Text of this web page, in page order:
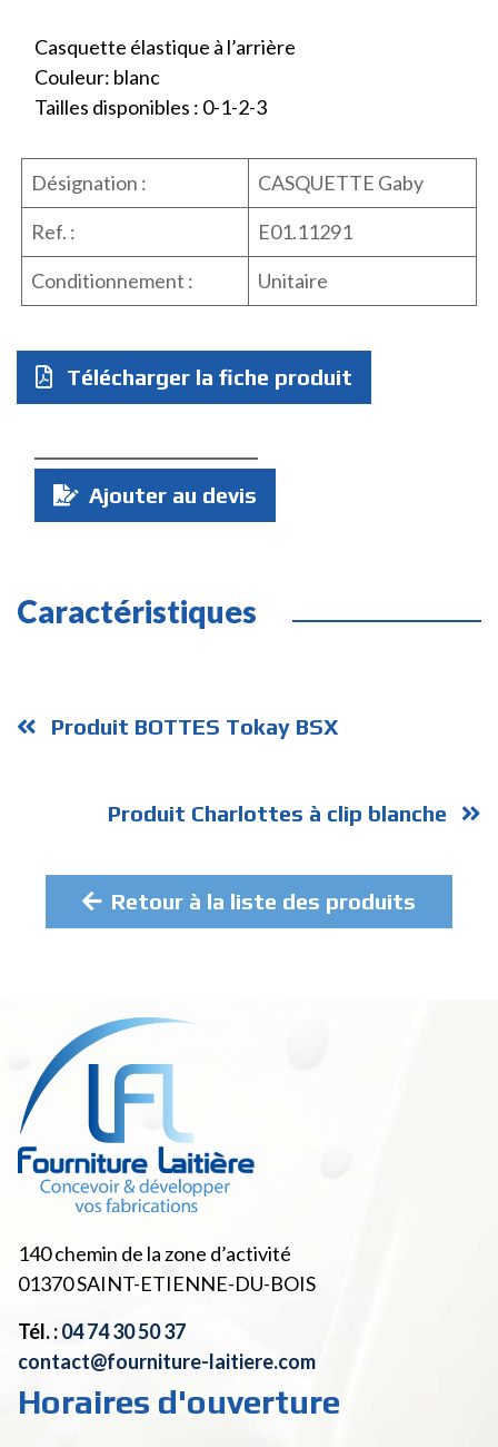
Casquette élastique à l’arrière
Couleur: blanc
Tailles disponibles : 0-1-2-3
Désignation :
CASQUETTE Gaby
Ref. :
E01.11291
Conditionnement :
Unitaire
Télécharger la fiche produit
Quantité
Ajouter au devis
Caractéristiques
Produit BOTTES Tokay BSX
Produit Charlottes à clip blanche
Retour à la liste des produits
140 chemin de la zone d’activité
01370SAINT-ETIENNE-DU-BOIS
Tél. :04 74 30 50 37
contact@fourniture-laitiere.com
Horaires d'ouverture